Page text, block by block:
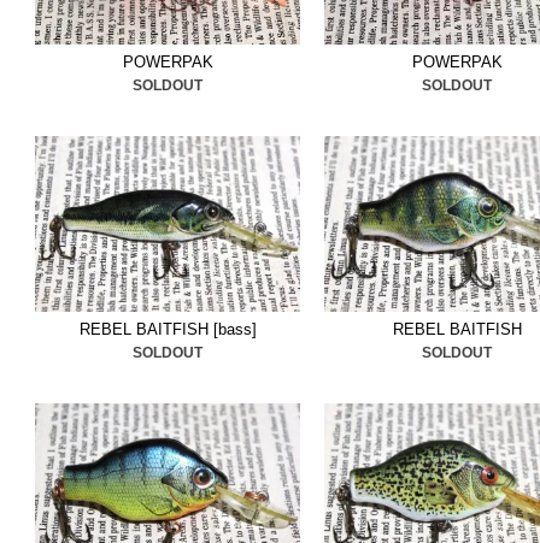
た。ご検討ください。
■2025/3/13
ラブルルーザ
■2025/3/5レイジーアイク
しました。ご検討ください
■2025/2/27カッコいいワ
検討ください。
■2025/2/24
シェイクスピア
ーポレーション
追加しまし
非ご検討ください。
■2025/2/17スミスウィッ
POWERPAK
SOLDOUT
POWERPAK
SOLDOUT
REBEL BAITFISH [bass]
SOLDOUT
REBEL BAITFISH
SOLDOUT